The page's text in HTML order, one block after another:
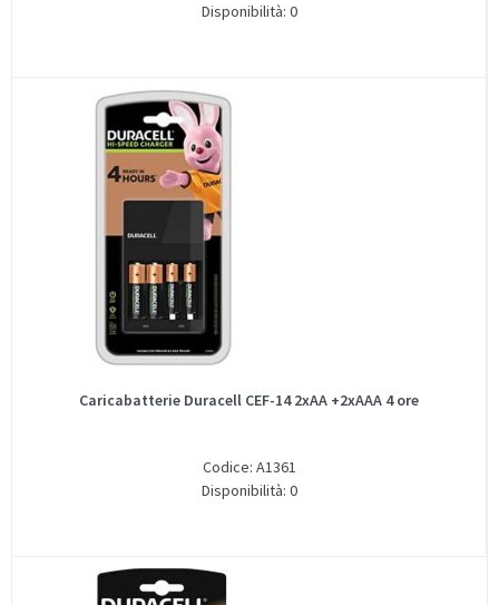
Disponibilità: 0
Caricabatterie Duracell CEF-14 2xAA +2xAAA 4 ore
Codice: A1361
Disponibilità: 0